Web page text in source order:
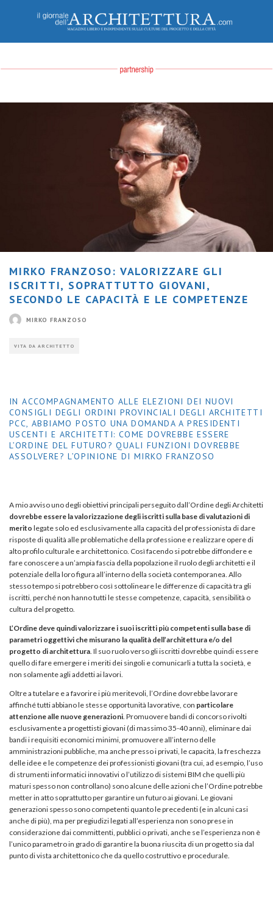
MIRKO FRANZOSO: VALORIZZARE GLI
ISCRITTI, SOPRATTUTTO GIOVANI,
SECONDO LE CAPACITÀ E LE COMPETENZE
MIRKO FRANZOSO
VITA DA ARCHITETTO
IN ACCOMPAGNAMENTO ALLE ELEZIONI DEI NUOVI
CONSIGLI DEGLI ORDINI PROVINCIALI DEGLI ARCHITETTI
PCC, ABBIAMO POSTO UNA DOMANDA A PRESIDENTI
USCENTI E ARCHITETTI: COME DOVREBBE ESSERE
L’ORDINE DEL FUTURO? QUALI FUNZIONI DOVREBBE
ASSOLVERE? L’OPINIONE DI MIRKO FRANZOSO
A mio avviso uno degli obiettivi principali perseguito dall’Ordine degli Architetti
dovrebbe essere la valorizzazione degli iscritti sulla base di valutazioni di
merito legate solo ed esclusivamente alla capacità del professionista di dare
risposte di qualità alle problematiche della professione e realizzare opere di
alto profilo culturale e architettonico. Così facendo si potrebbe diffondere e
fare conoscere a un’ampia fascia della popolazione il ruolo degli architetti e il
potenziale della loro figura all’interno della società contemporanea. Allo
stesso tempo si potrebbero così sottolineare le differenze di capacità tra gli
iscritti, perché non hanno tutti le stesse competenze, capacità, sensibilità o
cultura del progetto.
L’Ordine deve quindi valorizzare i suoi iscritti più competenti sulla base di
parametri oggettivi che misurano la qualità dell’architettura e/o del
progetto di architettura. Il suo ruolo verso gli iscritti dovrebbe quindi essere
quello di fare emergere i meriti dei singoli e comunicarli a tutta la società, e
non solamente agli addetti ai lavori.
Oltre a tutelare e a favorire i più meritevoli, l’Ordine dovrebbe lavorare
affinché tutti abbiano le stesse opportunità lavorative, con particolare
attenzione alle nuove generazioni. Promuovere bandi di concorso rivolti
esclusivamente a progettisti giovani (di massimo 35-40 anni), eliminare dai
bandi i requisiti economici minimi, promuovere all’interno delle
amministrazioni pubbliche, ma anche presso i privati, le capacità, la freschezza
delle idee e le competenze dei professionisti giovani (tra cui, ad esempio, l’uso
di strumenti informatici innovativi o l’utilizzo di sistemi BIM che quelli più
maturi spesso non controllano) sono alcune delle azioni che l’Ordine potrebbe
metter in atto soprattutto per garantire un futuro ai giovani. Le giovani
generazioni spesso sono competenti quanto le precedenti (e in alcuni casi
anche di più), ma per pregiudizi legati all’esperienza non sono prese in
considerazione dai committenti, pubblici o privati, anche se l’esperienza non è
l’unico parametro in grado di garantire la buona riuscita di un progetto sia dal
punto di vista architettonico che da quello costruttivo e procedurale.